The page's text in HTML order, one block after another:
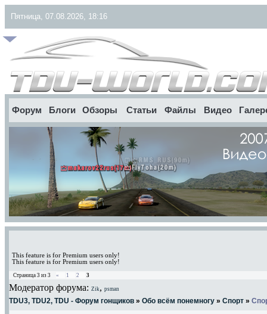
Пятница, 07.08.2026, 18:16
Форум Блоги Обзоры Статьи Файлы Видео
This feature is for Premium users only!
This feature is for Premium users only!
Страница 3 из 3 « 1 2 3
Модератор форума: Zik, psman
TDU3, TDU2, TDU - Форум гонщиков » Обо всём понемногу » Спорт »